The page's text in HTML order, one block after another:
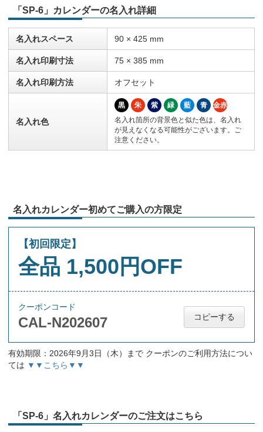
「SP-6」カレンダーの名入れ詳細
名入れスペース 90 × 425 mm
名入れ印刷寸法 75 × 385 mm
名入れ印刷方法 オフセット
名入れ色
黒 朱 紫 緑 藍 青
金赤
名入れ箇所の背景色と似た色は、名入れ
が見えなくなる可能性がございます。ご
注意ください。
名入れカレンダー初めてご購入の方限定
【初回限定】
全品 1,500円OFF
クーポンコード
CAL-N202607 コピーする
有効期限：2026年9月3日（木）まで クーポンのご利用方法につい
ては ▼▼こちら▼▼
「SP-6」名入れカレンダーのご注文はこちら